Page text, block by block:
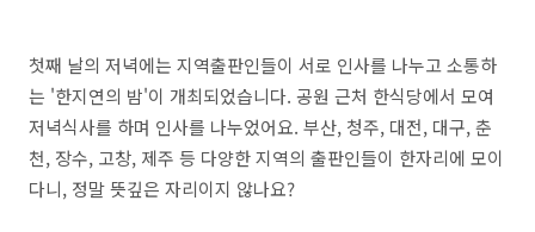
첫째 날의 저녁에는 지역출판인들이 서로 인사를 나누고 소통하
는 '한지연의 밤'이 개최되었습니다. 공원 근처 한식당에서 모여
저녁식사를 하며 인사를 나누었어요. 부산, 청주, 대전, 대구, 춘
천, 장수, 고창, 제주 등 다양한 지역의 출판인들이 한자리에 모이
다니, 정말 뜻깊은 자리이지 않나요?